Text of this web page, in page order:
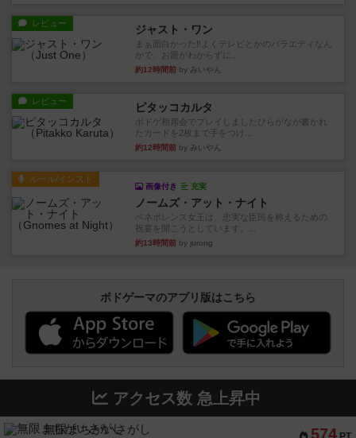
レビュー ジャスト・ワン
まぁ面白かった‼️よくテレビとかのバラエティなん
かで、お題がわからずに...
約12時間前 by みいやん
レビュー ピタッコカルタ
ボドゲ相席会でプレイしましたひらがなが書かれ
たカードを2枚まで手をつけ...
約12時間前 by みいやん
ルール/インスト
画像付き 充実
ノームズ・アット・ナイト
ベネボレンス女王は、忠実な臣民を称えるための
祝宴を開こうとしています。...
約13時間前 by jurong
ボドゲーマのアプリ版はこちら
アクセス数 急上昇中
574
無限まちがいさがし